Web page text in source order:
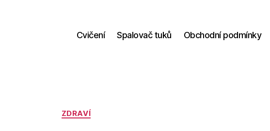
Cvičení Spalovač tuků Obchodní podmínky
Rubriky
ZDRAVÍ